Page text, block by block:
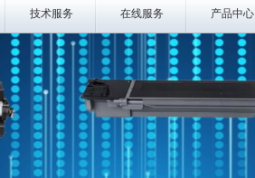
技术服务 在线服务 产品中心